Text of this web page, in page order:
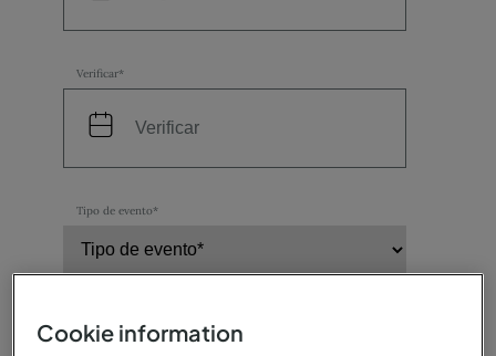
Verificar*
Tipo de evento*
Cookie information